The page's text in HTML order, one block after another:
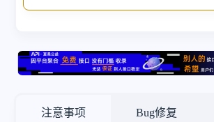
注意事项 Bug修复